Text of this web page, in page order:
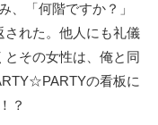
、「何階ですか？」
された。他人にも礼儀
その女性は、俺と同
の看板に
？